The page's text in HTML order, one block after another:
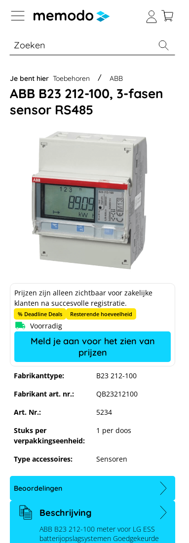
naar navigatie B2B-platform
% Sale Batterijopslag thuis
Je bent hier Toebehoren ABB
ABB B23 212-100, 3-fasen
sensor RS485
ABB B23 212-100, 3-fasen sensor
RS485
Fabrikanttype:
B23 212-100
Fabrikant art. nr.:
QB23212100
Art. Nr.:
5234
Stuks per
verpakkingseenheid:
1 per doos
Type accessoires: Sensoren
Prijzen zijn alleen zichtbaar voor zakelijke
klanten na succesvolle registratie.
% Deadline Deals Resterende hoeveelheid
Voorradig
Meld je aan voor het zien van
prijzen
Beoordelingen
Beschrijving
ABB B23 212-100 meter voor LG ESS
batterijopslagsystemen Goedgekeurde